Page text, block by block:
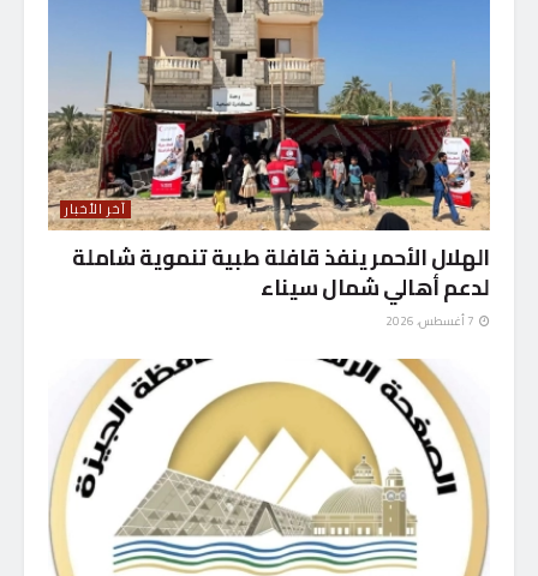
آخر الأخبار
الهلال الأحمر ينفذ قافلة طبية تنموية شاملة
لدعم أهالي شمال سيناء